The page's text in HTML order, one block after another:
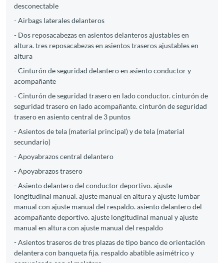
desconectable
- Airbags laterales delanteros
- Dos reposacabezas en asientos delanteros ajustables en
altura. tres reposacabezas en asientos traseros ajustables en
altura
- Cinturón de seguridad delantero en asiento conductor y
acompañante
- Cinturón de seguridad trasero en lado conductor. cinturón de
seguridad trasero en lado acompañante. cinturón de seguridad
trasero en asiento central de 3 puntos
- Asientos de tela (material principal) y de tela (material
secundario)
- Apoyabrazos central delantero
- Apoyabrazos trasero
- Asiento delantero del conductor deportivo. ajuste
longitudinal manual. ajuste manual en altura y ajuste lumbar
manual con ajuste manual del respaldo. asiento delantero del
acompañante deportivo. ajuste longitudinal manual y ajuste
manual en altura con ajuste manual del respaldo
- Asientos traseros de tres plazas de tipo banco de orientación
delantera con banqueta fija. respaldo abatible asimétrico y